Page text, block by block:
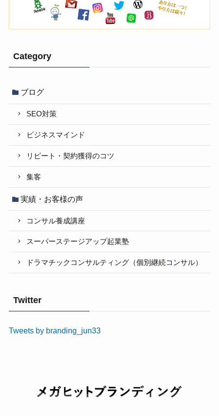
Category
ブログ
SEO対策
ビジネスマインド
リピート・契約獲得のコツ
集客
実績・お客様の声
コンサル養成講座
スーパーステージアップ起業塾
ドラマチックコンサルティング（個別継続コンサル）
Twitter
Tweets by branding_jun33